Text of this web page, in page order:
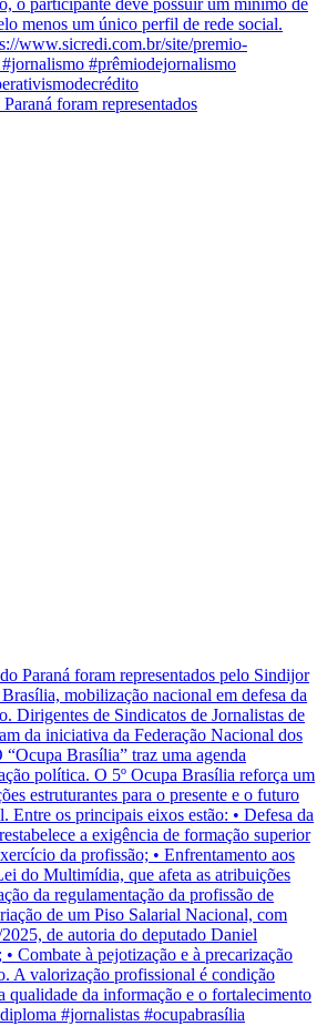
foram representados